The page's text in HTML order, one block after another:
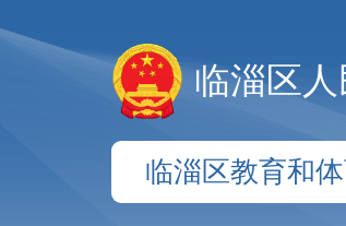
临淄区
临淄区教育和